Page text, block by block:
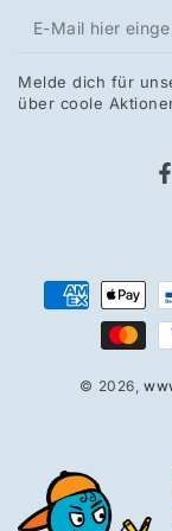
E-
hier
Melde dich für
über coole
© 2026,